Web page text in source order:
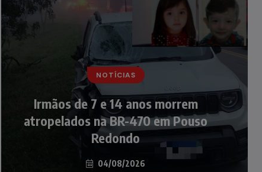
NOTÍCIAS
Irmãos de 7 e 14 anos morrem
atropelados na BR-470 em Pouso
Redondo
04/08/2026
NOTÍCIAS
Nádia Menegazzi leva o nome de
Taió ao palco do Programa Silvio
Santos
07/08/2026